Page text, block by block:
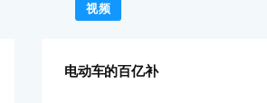
视频
电动车的百亿补